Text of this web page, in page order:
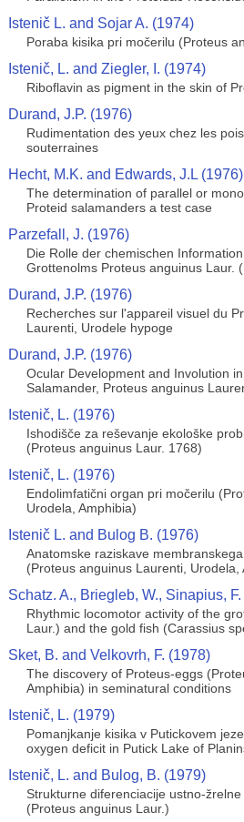
Istenič L. and Sojar A. (1974)
Poraba kisika pri močerilu (Proteus
Istenič, L. and Ziegler, I. (1974)
Riboflavin as pigment in the skin of
Durand, J.P. (1976)
Rudimentation des yeux chez les
souterraines
Hecht, M.K. and Edwards, J.L (1976)
The determination of parallel or
Proteid salamanders a test case
Parzefall, J. (1976)
Die Rolle der chemischen
Grottenolms Proteus anguinus Laur.
Durand, J.P. (1976)
Recherches sur l'appareil visuel du
Laurenti, Urodele hypoge
Durand, J.P. (1976)
Ocular Development and Involution
Salamander, Proteus anguinus
Istenič, L. (1976)
Ishodišče za reševanje ekološke
(Proteus anguinus Laur. 1768)
Istenič, L. (1976)
Endolimfatični organ pri močerilu
Urodela, Amphibia)
Istenič L. and Bulog B. (1976)
Anatomske raziskave
(Proteus anguinus Laurenti, Urodela,
Schatz. A., Briegleb, W., Sinapius,
Rhythmic locomotor activity of the
Laur.) and the gold fish (Carassius
Sket, B. and Velkovrh, F. (1978)
The discovery of Proteus-eggs
Amphibia) in seminatural conditions
Istenič, L. (1979)
Pomanjkanje kisika v Putickovem
oxygen deficit in Putick Lake of
Istenič, L. and Bulog, B. (1979)
Strukturne diferenciacije ustno-
(Proteus anguinus Laur.)